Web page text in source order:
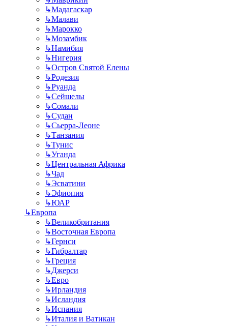
↳Мадагаскар
↳Малави
↳Марокко
↳Мозамбик
↳Намибия
↳Нигерия
↳Остров Святой Елены
↳Родезия
↳Руанда
↳Сейшелы
↳Сомали
↳Судан
↳Сьерра-Леоне
↳Танзания
↳Тунис
↳Уганда
↳Центральная Африка
↳Чад
↳Эсватини
↳Эфиопия
↳ЮАР
↳Европа
↳Великобритания
↳Восточная Европа
↳Гернси
↳Гибралтар
↳Греция
↳Джерси
↳Евро
↳Ирландия
↳Исландия
↳Испания
↳Италия и Ватикан